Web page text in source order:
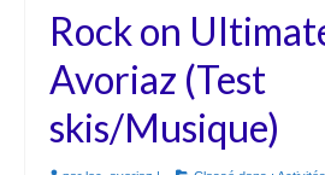
Rock on
Avoriaz (Test
skis/Musique)